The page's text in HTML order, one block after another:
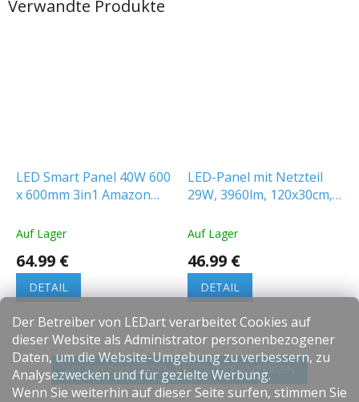
Der Betreiber von LEDart verarbeitet Cookies auf
dieser Website als Administrator personenbezogener
Daten, um die Website-Umgebung zu verbessern, zu
Analysezwecken und für gezielte Werbung.
Wenn Sie weiterhin auf dieser Seite surfen, stimmen Sie
Verwandte Produkte
LED Smart Panel 40W 600
x 600mm 3in1 Amazon
kompatibel
Auf Lager
64.99 €
DETAIL
LED-Panel mit Netzteil
29W, 3960lm, 120x30cm,
Auf Lager
46.99 €
DETAIL
ALLE VERWANDTEN PRODUKTE ANZEIGEN